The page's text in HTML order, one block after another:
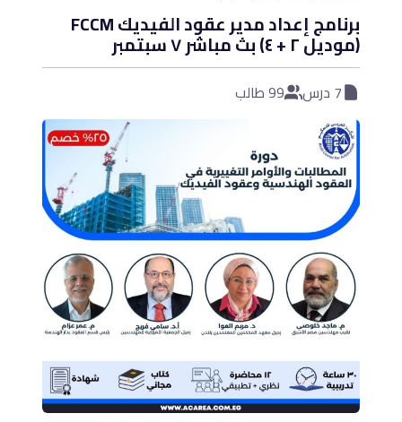
برنامج إعداد مدير عقود الفيديك FCCM
(موديل ٢ + ٤) بث مباشر ٧ سبتمبر
7 درس 99 طالب